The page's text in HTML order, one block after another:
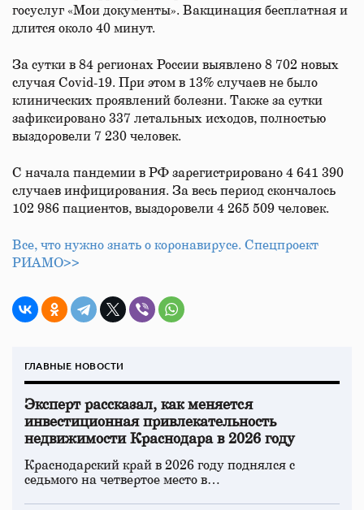
госуслуг «Мои документы». Вакцинация бесплатная и
длится около 40 минут.
За сутки в 84 регионах России выявлено 8 702 новых
случая Covid-19. При этом в 13% случаев не было
клинических проявлений болезни. Также за сутки
зафиксировано 337 летальных исходов, полностью
выздоровели 7 230 человек.
С начала пандемии в РФ зарегистрировано 4 641 390
случаев инфицирования. За весь период скончалось
102 986 пациентов, выздоровели 4 265 509 человек.
Все, что нужно знать о коронавирусе. Спецпроект
РИАМО>>
ГЛАВНЫЕ НОВОСТИ
Эксперт рассказал, как меняется
инвестиционная привлекательность
недвижимости Краснодара в 2026 году
Краснодарский край в 2026 году поднялся с
седьмого на четвертое место в…